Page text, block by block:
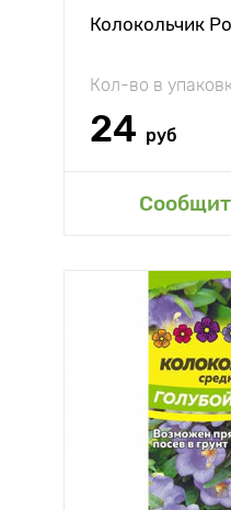
Колокольчик
Кол-во в
24 руб